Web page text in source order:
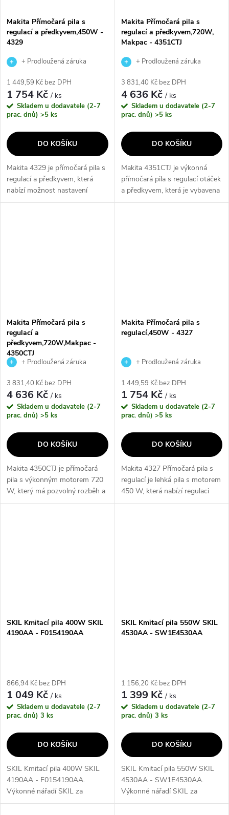
Makita Přímočará pila s
regulací a předkyvem,450W -
4329
+ Prodloužená záruka
1 449,59 Kč bez DPH
1 754 Kč/ ks
Skladem u dodavatele (2-7
prac. dnů) >5 ks
DO KOŠÍKU
Makita 4329 je přímočará pila s
regulací a předkyvem, která
nabízí možnost nastavení
předkyvu ve 3 stupních a
Makita Přímočará pila s
regulací a předkyvem,720W,
Makpac - 4351CTJ
+ Prodloužená záruka
3 831,40 Kč bez DPH
4 636 Kč/ ks
Skladem u dodavatele (2-7
prac. dnů) >5 ks
DO KOŠÍKU
Makita 4351CTJ je výkonná
přímočará pila s regulací otáček
a předkyvem, která je vybavena
720W motorem pro snadné a
Makita Přímočará pila s
regulací a
předkyvem,720W,Makpac -
4350CTJ
+ Prodloužená záruka
3 831,40 Kč bez DPH
4 636 Kč/ ks
Skladem u dodavatele (2-7
prac. dnů) >5 ks
DO KOŠÍKU
Makita 4350CTJ je přímočará
pila s výkonným motorem 720
W, který má pozvolný rozběh a
regulaci otáček. Tato pila nabízí
Makita Přímočará pila s
regulací,450W - 4327
+ Prodloužená záruka
1 449,59 Kč bez DPH
1 754 Kč/ ks
Skladem u dodavatele (2-7
prac. dnů) >5 ks
DO KOŠÍKU
Makita 4327 Přímočará pila s
regulací je lehká pila s motorem
450 W, která nabízí regulaci
otáček, nízkou hlučnost a malé
SKIL Kmitací pila 400W SKIL
4190AA - F0154190AA
866,94 Kč bez DPH
1 049 Kč/ ks
Skladem u dodavatele (2-7
prac. dnů) 3 ks
DO KOŠÍKU
SKIL Kmitací pila 400W SKIL
4190AA - F0154190AA.
Výkonné nářadí SKIL za
výhodné ceny• Se svou
SKIL Kmitací pila 550W SKIL
4530AA - SW1E4530AA
1 156,20 Kč bez DPH
1 399 Kč/ ks
Skladem u dodavatele (2-7
prac. dnů) 3 ks
DO KOŠÍKU
SKIL Kmitací pila 550W SKIL
4530AA - SW1E4530AA.
Výkonné nářadí SKIL za
výhodné ceny• Kmitací pila 550